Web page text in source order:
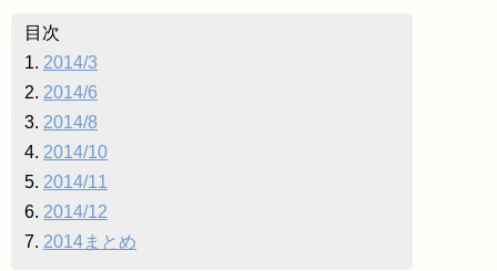
目次
1. 2014/3
2. 2014/6
3. 2014/8
4. 2014/10
5. 2014/11
6. 2014/12
7. 2014まとめ